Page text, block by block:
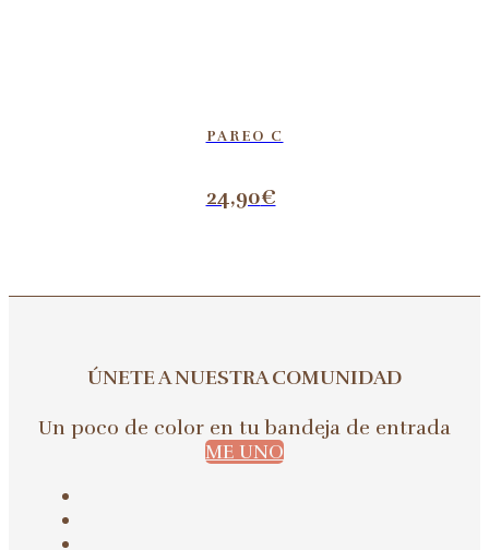
PAREO C
24,90€
ÚNETE A NUESTRA COMUNIDAD
Un poco de color en tu bandeja de entrada
ME UNO